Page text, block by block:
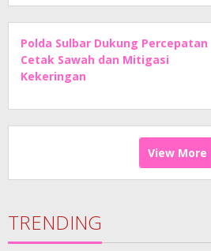
Polda Sulbar Dukung Percepatan
Cetak Sawah dan Mitigasi
Kekeringan
View More
TRENDING